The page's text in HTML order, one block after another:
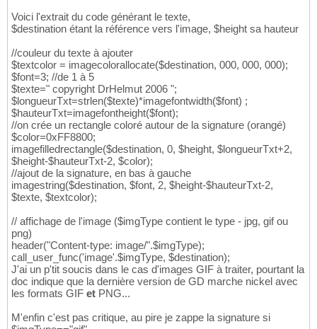
Voici l'extrait du code générant le texte,
$destination étant la référence vers l'image, $height sa hauteur
//couleur du texte à ajouter
$textcolor = imagecolorallocate($destination, 000, 000, 000);
$font=3; //de 1 à 5
$texte=" copyright DrHelmut 2006 ";
$longueurTxt=strlen($texte)*imagefontwidth($font) ;
$hauteurTxt=imagefontheight($font);
//on crée un rectangle coloré autour de la signature (orangé)
$color=0xFF8800;
imagefilledrectangle($destination, 0, $height, $longueurTxt+2,
$height-$hauteurTxt-2, $color);
//ajout de la signature, en bas à gauche
imagestring($destination, $font, 2, $height-$hauteurTxt-2,
$texte, $textcolor);
// affichage de l'image ($imgType contient le type - jpg, gif ou
png)
header("Content-type: image/".$imgType);
call_user_func('image'.$imgType, $destination);
J'ai un p'tit soucis dans le cas d'images GIF à traiter, pourtant la
doc indique que la dernière version de GD marche nickel avec
les formats GIF et PNG...
M'enfin c'est pas critique, au pire je zappe la signature si